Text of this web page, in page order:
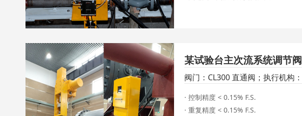
某试验台主次流系统调节阀
阀门：CL300 直通阀；执行机构：
· 控制精度 < 0.15% F.S.
· 重复精度 < 0.15% F.S.